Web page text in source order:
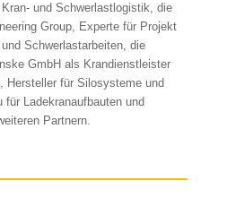
und Schwerlastlogistik, die
Group, Experte für Projekt
Schwerlastarbeiten, die
GmbH als Krandienstleister
Hersteller für Silosysteme und
Ladekranaufbauten und
Partnern.